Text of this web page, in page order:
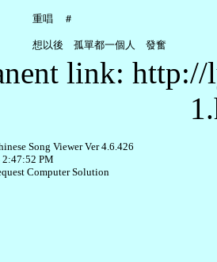
     重唱　＃
link:
Song Viewer Ver 4.6.426
2:47:52 PM
Computer Solution